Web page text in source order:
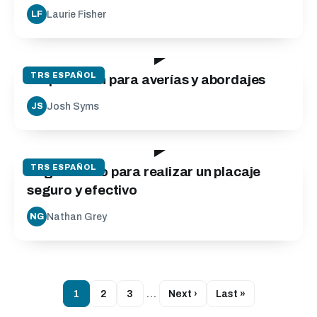
LF Laurie Fisher
TRS ESPAÑOL
Preparación para averías y abordajes
JS Josh Syms
TRS ESPAÑOL
Seguimiento para realizar un placaje
seguro y efectivo
NG Nathan Grey
1 2 3 … Next › Last »